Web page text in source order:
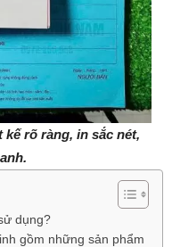
kế rõ ràng, in sắc nét,
dụng?
gồm những sản phẩm